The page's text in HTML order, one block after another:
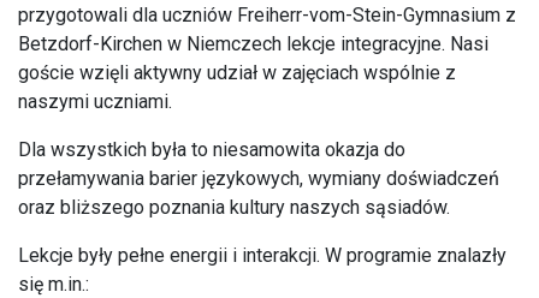
przygotowali dla uczniów Freiherr-vom-Stein-Gymnasium z
Betzdorf-Kirchen w Niemczech lekcje integracyjne. Nasi
goście wzięli aktywny udział w zajęciach wspólnie z
naszymi uczniami.
Dla wszystkich była to niesamowita okazja do
przełamywania barier językowych, wymiany doświadczeń
oraz bliższego poznania kultury naszych sąsiadów.
Lekcje były pełne energii i interakcji. W programie znalazły
się m.in.: